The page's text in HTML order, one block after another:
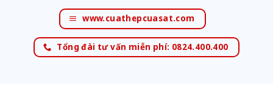
www.cuathepcuasat.com
Tổng đài tư vấn miễn phí: 0824.400.400